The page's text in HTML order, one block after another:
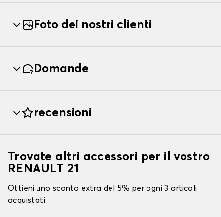
Foto dei nostri clienti
Domande
recensioni
Trovate altri accessori per il vostro
RENAULT 21
Ottieni uno sconto extra del 5% per ogni 3 articoli
acquistati